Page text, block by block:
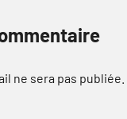
ne sera pas publiée.